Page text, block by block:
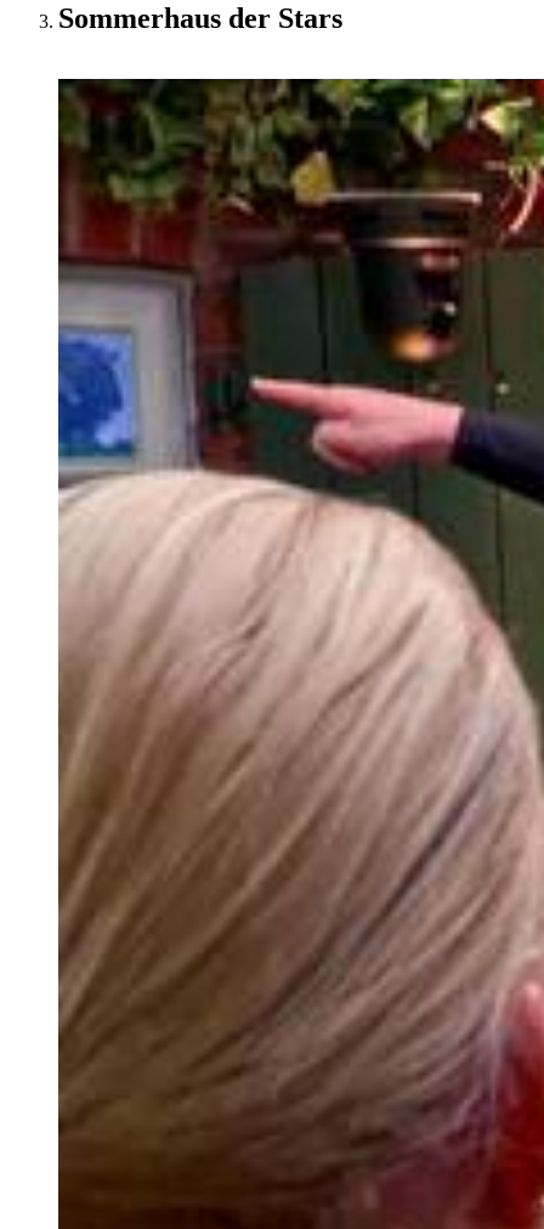
Sommerhaus der Stars